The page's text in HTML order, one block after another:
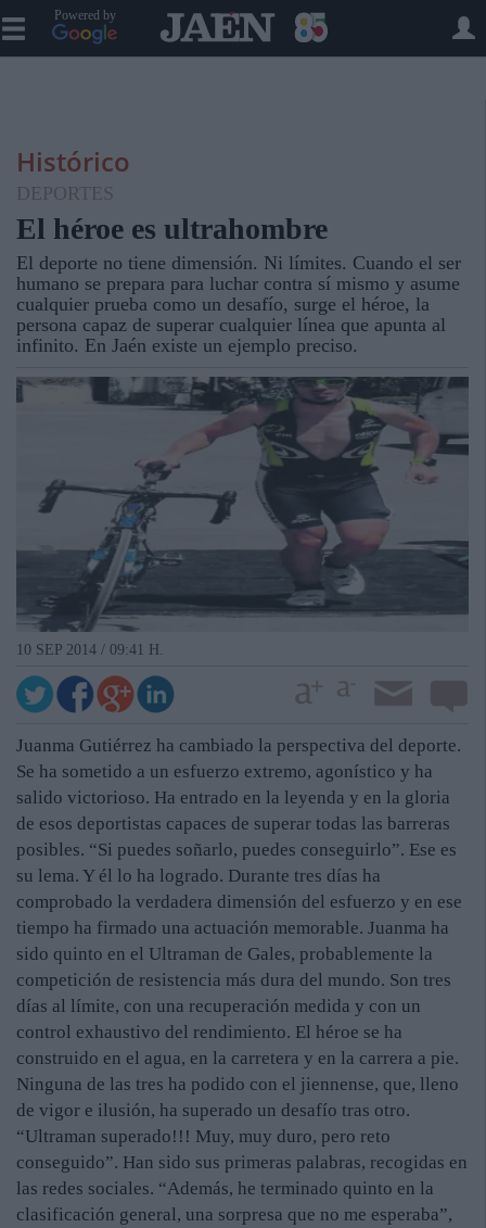
Powered by
Histórico
DEPORTES
El héroe es ultrahombre
El deporte no tiene dimensión. Ni límites. Cuando el ser
humano se prepara para luchar contra sí mismo y asume
cualquier prueba como un desafío, surge el héroe, la
persona capaz de superar cualquier línea que apunta al
infinito. En Jaén existe un ejemplo preciso.
10 SEP 2014 / 09:41 H.
Juanma Gutiérrez ha cambiado la perspectiva del deporte.
Se ha sometido a un esfuerzo extremo, agonístico y ha
salido victorioso. Ha entrado en la leyenda y en la gloria
de esos deportistas capaces de superar todas las barreras
posibles. “Si puedes soñarlo, puedes conseguirlo”. Ese es
su lema. Y él lo ha logrado. Durante tres días ha
comprobado la verdadera dimensión del esfuerzo y en ese
tiempo ha firmado una actuación memorable. Juanma ha
sido quinto en el Ultraman de Gales, probablemente la
competición de resistencia más dura del mundo. Son tres
días al límite, con una recuperación medida y con un
control exhaustivo del rendimiento. El héroe se ha
construido en el agua, en la carretera y en la carrera a pie.
Ninguna de las tres ha podido con el jiennense, que, lleno
de vigor e ilusión, ha superado un desafío tras otro.
“Ultraman superado!!! Muy, muy duro, pero reto
conseguido”. Han sido sus primeras palabras, recogidas en
las redes sociales. “Además, he terminado quinto en la
clasificación general, una sorpresa que no me esperaba”,